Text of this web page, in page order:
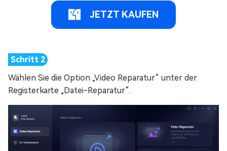
JETZT KAUFEN
Wählen Sie die Option „Video Reparatur“ unter der
Registerkarte „Datei-Reparatur“.